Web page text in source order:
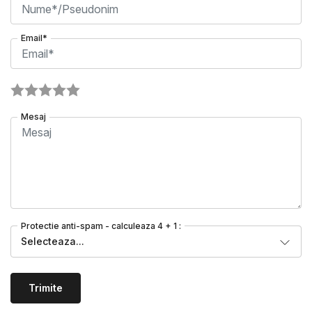
Email*
Mesaj
Protectie anti-spam - calculeaza 4 + 1 :
Selecteaza...
Trimite